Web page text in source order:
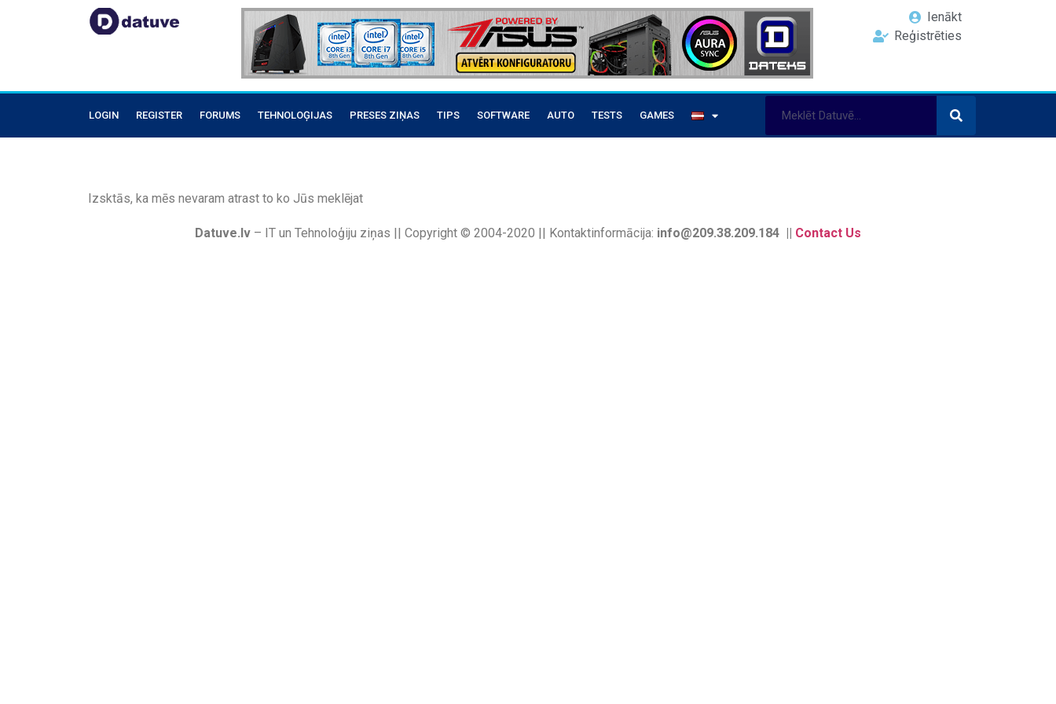
Ienākt
Reģistrēties
LOGIN REGISTER FORUMS TEHNOLOĢIJAS PRESES ZIŅAS TIPS SOFTWARE AUTO TESTS GAMES
Izsktās, ka mēs nevaram atrast to ko Jūs meklējat
Datuve.lv – IT un Tehnoloģiju ziņas || Copyright © 2004-2020 || Kontaktinformācija: info@209.38.209.184 || Contact Us